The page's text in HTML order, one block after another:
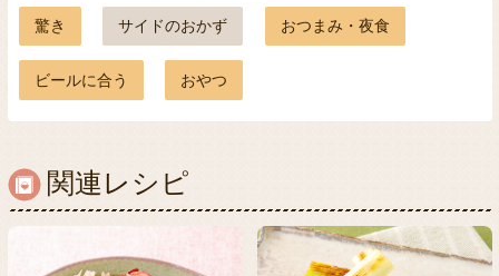
驚き サイドのおかず おつまみ・夜食
ビールに合う おやつ
関連レシピ